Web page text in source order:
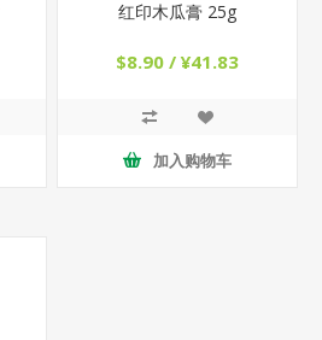
红印木瓜膏 25g
$8.90 / ¥41.83
加入购物车